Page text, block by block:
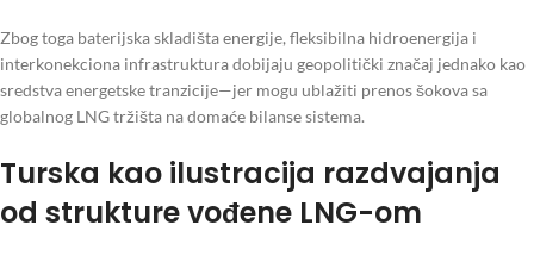
Zbog toga baterijska skladišta energije, fleksibilna hidroenergija i
interkonekciona infrastruktura dobijaju geopolitički značaj jednako kao
sredstva energetske tranzicije—jer mogu ublažiti prenos šokova sa
globalnog LNG tržišta na domaće bilanse sistema.
Turska kao ilustracija razdvajanja
od strukture vođene LNG-om